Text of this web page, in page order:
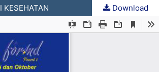
KESEHATAN Download